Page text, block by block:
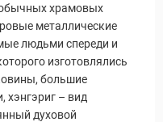
храмовых
металлические
людьми спереди и
изготовлялись
большие
хэнгэриг – вид
духовой